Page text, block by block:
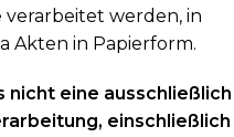
verarbeitet werden, in
Akten in Papierform.
nicht eine ausschließlich
einschließlich